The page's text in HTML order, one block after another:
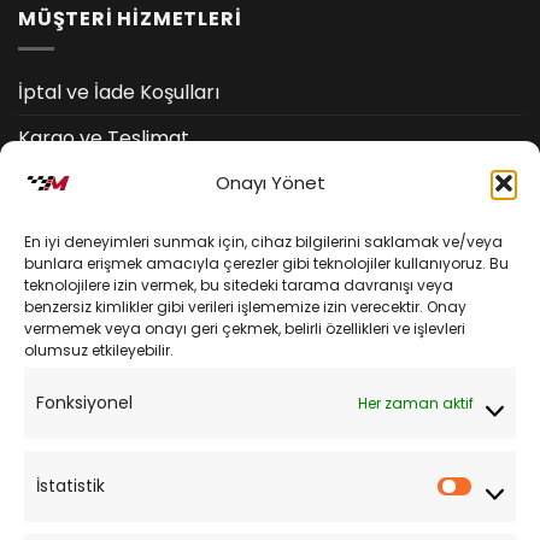
Onayı Yönet
En iyi deneyimleri sunmak için, cihaz bilgilerini saklamak ve/veya
bunlara erişmek amacıyla çerezler gibi teknolojiler kullanıyoruz. Bu
teknolojilere izin vermek, bu sitedeki tarama davranışı veya
benzersiz kimlikler gibi verileri işlememize izin verecektir. Onay
vermemek veya onayı geri çekmek, belirli özellikleri ve işlevleri
olumsuz etkileyebilir.
Fonksiyonel Her zaman aktif
İstatistik
MÜŞTERİ HİZMETLERİ
İptal ve İade Koşulları
Kargo ve Teslimat
Kişisel Verilerin Korunması
YARDIM
Müşteri Hizmetleri
Sipariş Takibi